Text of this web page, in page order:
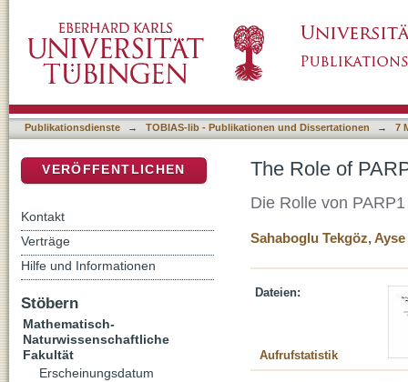
Publikationsdienste → TOBIAS-lib - Publikationen und Dissertationen → 7
The Role of
Die Rolle von
Sahaboglu Tekgöz, Ayse
Dateien:
Aufrufstatistik
VERÖFFENTLICHEN
Kontakt
Verträge
Hilfe und Informationen
Stöbern
Mathematisch-
Naturwissenschaftliche
Fakultät
Erscheinungsdatum